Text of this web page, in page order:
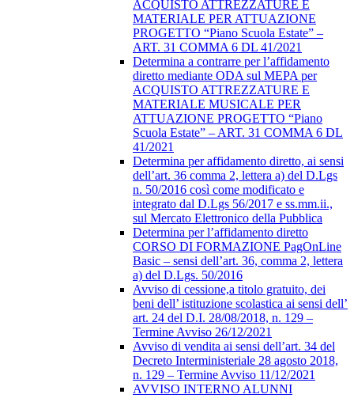
ACQUISTO ATTREZZATURE E
MATERIALE PER ATTUAZIONE
PROGETTO “Piano Scuola Estate” –
ART. 31 COMMA 6 DL 41/2021
Determina a contrarre per l’affidamento
diretto mediante ODA sul MEPA per
ACQUISTO ATTREZZATURE E
MATERIALE MUSICALE PER
ATTUAZIONE PROGETTO “Piano
Scuola Estate” – ART. 31 COMMA 6 DL
41/2021
Determina per affidamento diretto, ai sensi
dell’art. 36 comma 2, lettera a) del D.Lgs
n. 50/2016 così come modificato e
integrato dal D.Lgs 56/2017 e ss.mm.ii.,
sul Mercato Elettronico della Pubblica
Determina per l’affidamento diretto
CORSO DI FORMAZIONE PagOnLine
Basic – sensi dell’art. 36, comma 2, lettera
a) del D.Lgs. 50/2016
Avviso di cessione,a titolo gratuito, dei
beni dell’ istituzione scolastica ai sensi dell’
art. 24 del D.I. 28/08/2018, n. 129 –
Termine Avviso 26/12/2021
Avviso di vendita ai sensi dell’art. 34 del
Decreto Interministeriale 28 agosto 2018,
n. 129 – Termine Avviso 11/12/2021
AVVISO INTERNO ALUNNI